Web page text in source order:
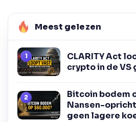
Meest gelezen
CLARITY Act
crypto in de VS
Bitcoin bodem
Nansen-
geen lagere